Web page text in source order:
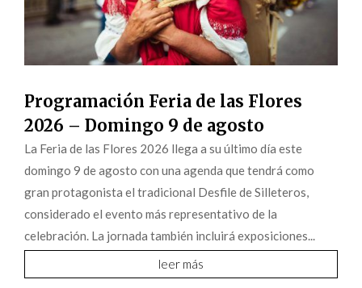
Programación Feria de las Flores
2026 – Domingo 9 de agosto
La Feria de las Flores 2026 llega a su último día este
domingo 9 de agosto con una agenda que tendrá como
gran protagonista el tradicional Desfile de Silleteros,
considerado el evento más representativo de la
celebración. La jornada también incluirá exposiciones...
leer más